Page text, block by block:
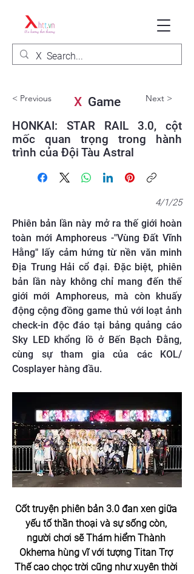
< Previous Next >
HONKAI: STAR RAIL 3.0, cột
mốc quan trọng trong hành
trình của Đội Tàu Astral
4/1/25
Phiên bản lần này mở ra thế giới hoàn
toàn mới Amphoreus -"Vùng Đất Vĩnh
Hằng" lấy cảm hứng từ nền văn minh
Địa Trung Hải cổ đại. Đặc biệt, phiên
bản lần này không chỉ mang đến thế
giới mới Amphoreus, mà còn khuấy
động cộng đồng game thủ với loạt ảnh
check-in độc đáo tại bảng quảng cáo
Sky LED khổng lồ ở Bến Bạch Đằng,
cùng sự tham gia của các KOL/
Cosplayer hàng đầu.
Cốt truyện phiên bản 3.0 đan xen giữa
yếu tố thần thoại và sự sống còn,
người chơi sẽ Thám hiểm Thành
Okhema hùng vĩ với tượng Titan Trợ
Thế cao chọc trời cũng như xuyên thời
XGame